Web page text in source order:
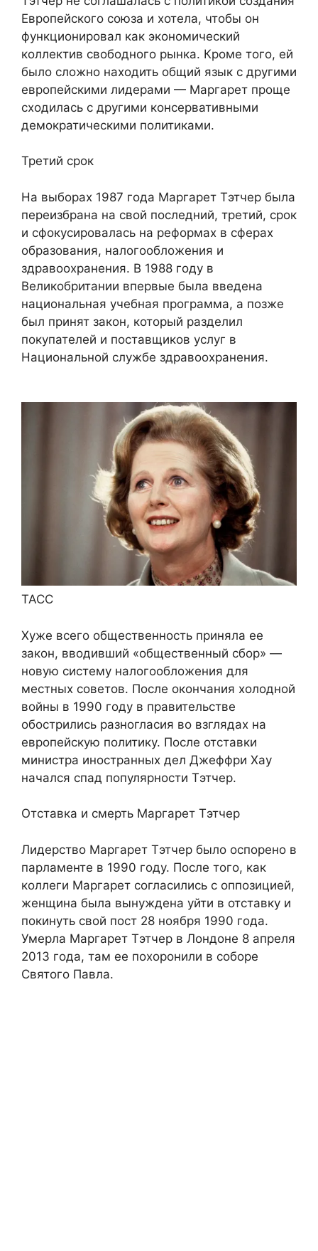
Европейского союза и хотела, чтобы он
функционировал как экономический
коллектив свободного рынка. Кроме того, ей
было сложно находить общий язык с другими
европейскими лидерами — Маргарет проще
сходилась с другими консервативными
демократическими политиками.
Третий срок
На выборах 1987 года Маргарет Тэтчер была
переизбрана на свой последний, третий, срок
и сфокусировалась на реформах в сферах
образования, налогообложения и
здравоохранения. В 1988 году в
Великобритании впервые была введена
национальная учебная программа, а позже
был принят закон, который разделил
покупателей и поставщиков услуг в
Национальной службе здравоохранения.
ТАСС
Хуже всего общественность приняла ее
закон, вводивший «общественный сбор» —
новую систему налогообложения для
местных советов. После окончания холодной
войны в 1990 году в правительстве
обострились разногласия во взглядах на
европейскую политику. После отставки
министра иностранных дел Джеффри Хау
начался спад популярности Тэтчер.
Отставка и смерть Маргарет Тэтчер
Лидерство Маргарет Тэтчер было оспорено в
парламенте в 1990 году. После того, как
коллеги Маргарет согласились с оппозицией,
женщина была вынуждена уйти в отставку и
покинуть свой пост 28 ноября 1990 года.
Умерла Маргарет Тэтчер в Лондоне 8 апреля
2013 года, там ее похоронили в соборе
Святого Павла.